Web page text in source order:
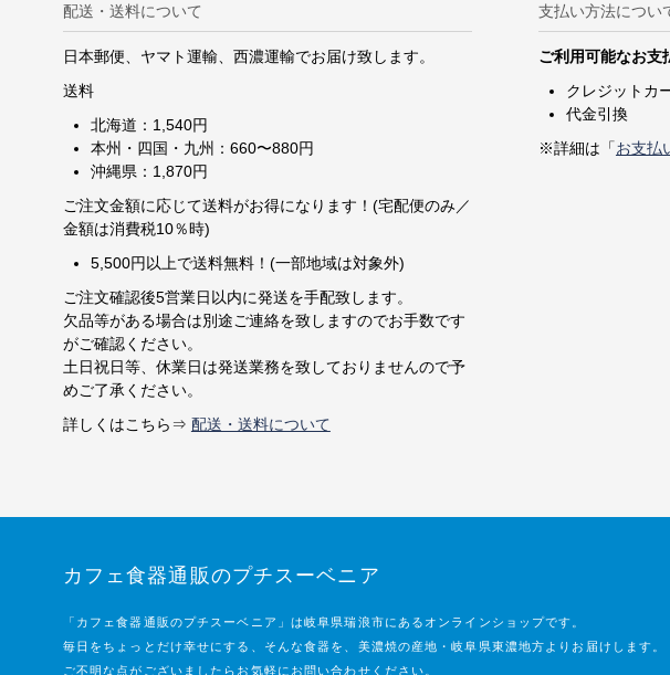
配送・送料について
日本郵便、ヤマト運輸、西濃運輸でお届け致します。
送料
北海道：1,540円
本州・四国・九州：660〜880円
沖縄県：1,870円
ご注文金額に応じて送料がお得になります！(宅配便のみ／
金額は消費税10％時)
5,500円以上で送料無料！(一部地域は対象外)
ご注文確認後5営業日以内に発送を手配致します。
欠品等がある場合は別途ご連絡を致しますのでお手数です
がご確認ください。
土日祝日等、休業日は発送業務を致しておりませんので予
めご了承ください。
詳しくはこちら⇒ 配送・送料について
支払い方法につい
ご利用可能なお支
クレジットカ
代金引換
※詳細は「お支払
カフェ食器通販のプチスーベニア
「カフェ食器通販のプチスーベニア」は岐阜県瑞浪市にあるオンラインショップです。
毎日をちょっとだけ幸せにする、そんな食器を、美濃焼の産地・岐阜県東濃地方よりお届けします。
ご不明な点がございましたらお気軽にお問い合わせください。